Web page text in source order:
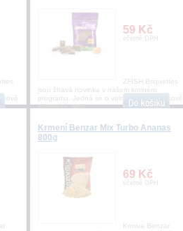
59 Kč
včetně DPH
ZFISH Briquettes
jsou žhavá novinka v našem krmném
programu. Jedná se o velmi kvalitní a tlakově
slisovaný, drob
Krmení Benzar Mix Turbo Ananas
800g
69 Kč
včetně DPH
Krmiva Benzar